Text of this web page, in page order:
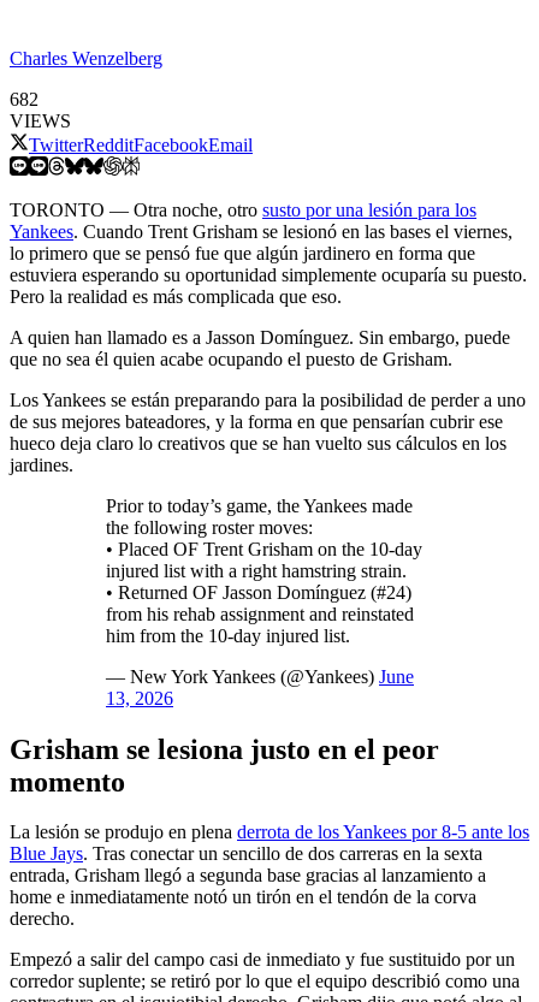
Charles Wenzelberg
682
VIEWS
TwitterRedditFacebookEmail
TORONTO — Otra noche, otro susto por una lesión para los
Yankees. Cuando Trent Grisham se lesionó en las bases el viernes,
lo primero que se pensó fue que algún jardinero en forma que
estuviera esperando su oportunidad simplemente ocuparía su puesto.
Pero la realidad es más complicada que eso.
A quien han llamado es a Jasson Domínguez. Sin embargo, puede
que no sea él quien acabe ocupando el puesto de Grisham.
Los Yankees se están preparando para la posibilidad de perder a uno
de sus mejores bateadores, y la forma en que pensarían cubrir ese
hueco deja claro lo creativos que se han vuelto sus cálculos en los
jardines.
Prior to today’s game, the Yankees made
the following roster moves:
• Placed OF Trent Grisham on the 10-day
injured list with a right hamstring strain.
• Returned OF Jasson Domínguez (#24)
from his rehab assignment and reinstated
him from the 10-day injured list.
— New York Yankees (@Yankees) June
13, 2026
Grisham se lesiona justo en el peor
momento
La lesión se produjo en plena derrota de los Yankees por 8-5 ante los
Blue Jays. Tras conectar un sencillo de dos carreras en la sexta
entrada, Grisham llegó a segunda base gracias al lanzamiento a
home e inmediatamente notó un tirón en el tendón de la corva
derecho.
Empezó a salir del campo casi de inmediato y fue sustituido por un
corredor suplente; se retiró por lo que el equipo describió como una